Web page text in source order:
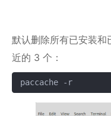
默认删除所有已安装和
近的 3 个：
paccache -r